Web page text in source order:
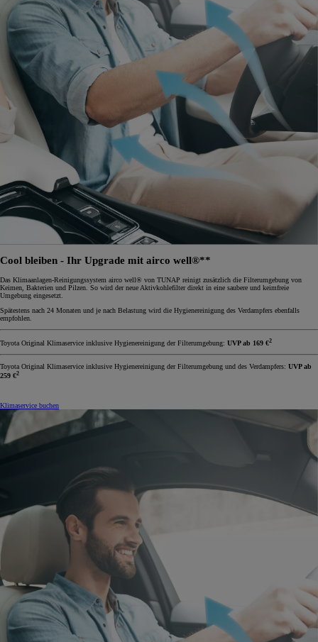
Cool bleiben - Ihr Upgrade mit airco well®**
Das Klimaanlagen-Reinigungssystem airco well® von TUNAP reinigt zusätzlich die Filterumgebung von
Keimen, Bakterien und Pilzen. So wird der neue Aktivkohlefilter direkt in eine saubere und keimfreie
Umgebung eingesetzt.
Spätestens nach 24 Monaten und je nach Belastung wird die Hygienereinigung des Verdampfers ebenfalls
empfohlen.
Toyota Original Klimaservice inklusive Hygienereinigung der Filterumgebung: UVP ab 169 €2
Toyota Original Klimaservice inklusive Hygienereinigung der Filterumgebung und des Verdampfers: UVP ab
259 €2
Klimaservice buchen